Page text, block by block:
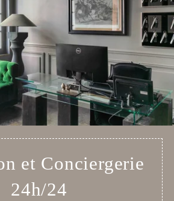
et Conciergerie
24h/24